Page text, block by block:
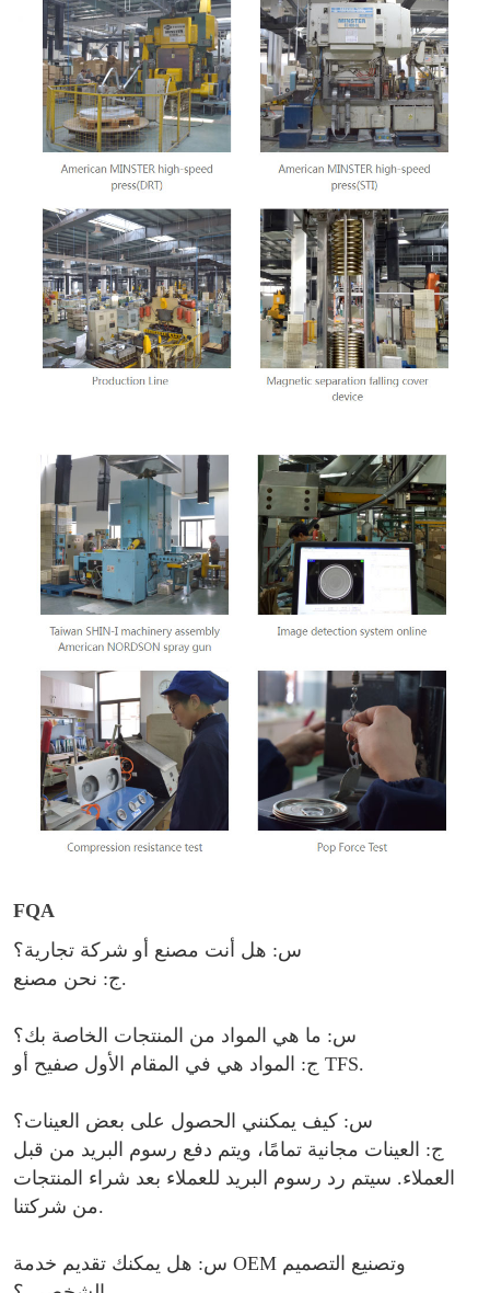
FQA
س: هل أنت مصنع أو شركة تجارية؟
ج: نحن مصنع.
س: ما هي المواد من المنتجات الخاصة بك؟
ج: المواد هي في المقام الأول صفيح أو TFS.
س: كيف يمكنني الحصول على بعض العينات؟
ج: العينات مجانية تمامًا، ويتم دفع رسوم البريد من قبل
العملاء. سيتم رد رسوم البريد للعملاء بعد شراء المنتجات
من شركتنا.
س: هل يمكنك تقديم خدمة OEM وتصنيع التصميم